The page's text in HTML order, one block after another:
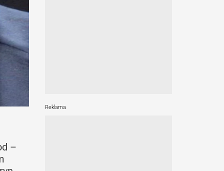
–
Reklama